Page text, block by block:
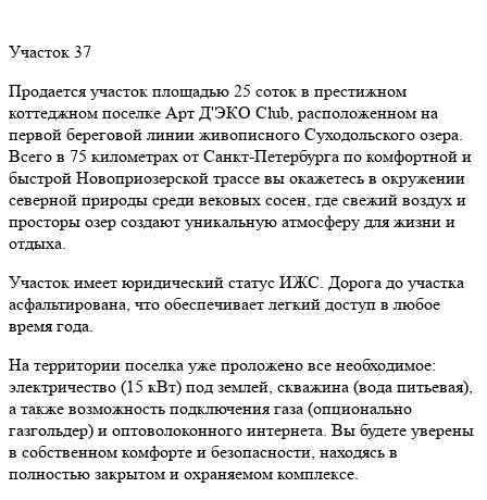
Участок 37
Продается участок площадью 25 соток в престижном
коттеджном поселке Арт Д'ЭКО Club, расположенном на
первой береговой линии живописного Суходольского озера.
Всего в 75 километрах от Санкт-Петербурга по комфортной и
быстрой Новоприозерской трассе вы окажетесь в окружении
северной природы среди вековых сосен, где свежий воздух и
просторы озер создают уникальную атмосферу для жизни и
отдыха.
Участок имеет юридический статус ИЖС. Дорога до участка
асфальтирована, что обеспечивает легкий доступ в любое
время года.
На территории поселка уже проложено все необходимое:
электричество (15 кВт) под землей, скважина (вода питьевая),
а также возможность подключения газа (опционально
газгольдер) и оптоволоконного интернета. Вы будете уверены
в собственном комфорте и безопасности, находясь в
полностью закрытом и охраняемом комплексе.